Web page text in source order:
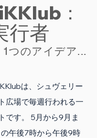
：
行者
つのアイデア...
は、シュヴェリー
広場で毎週行われる一
です。 5月から9月ま
午後7時から午後9時